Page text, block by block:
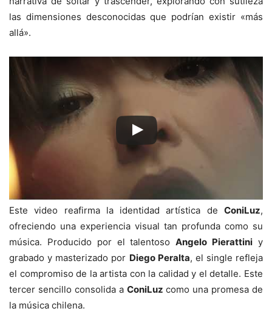
las dimensiones desconocidas que podrían existir «más
allá».
Este video reafirma la identidad artística de ConiLuz,
ofreciendo una experiencia visual tan profunda como su
música. Producido por el talentosoAngelo Pierattini y
grabado y masterizado por Diego Peralta, el single refleja
el compromiso de la artista con la calidad y el detalle. Este
tercer sencillo consolida a ConiLuz como una promesa de
la música chilena.